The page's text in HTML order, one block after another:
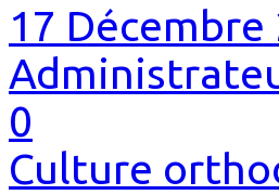
17 Décembre
0
Culture